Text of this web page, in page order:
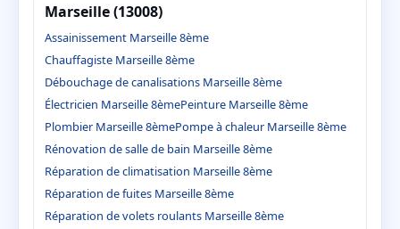
Marseille (13008)
Assainissement Marseille 8ème
Chauffagiste Marseille 8ème
Débouchage de canalisations Marseille 8ème
Électricien Marseille 8èmePeinture Marseille 8ème
Plombier Marseille 8èmePompe à chaleur Marseille 8ème
Rénovation de salle de bain Marseille 8ème
Réparation de climatisation Marseille 8ème
Réparation de fuites Marseille 8ème
Réparation de volets roulants Marseille 8ème